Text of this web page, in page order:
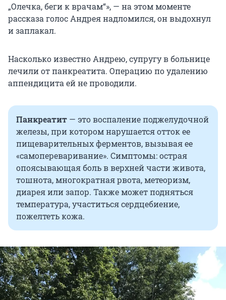
„Олечка, беги к врачам“», — на этом моменте
рассказа голос Андрея надломился, он выдохнул
и заплакал.
Насколько известно Андрею, супругу в больнице
лечили от панкреатита. Операцию по удалению
аппендицита ей не проводили.
Панкреатит — это воспаление поджелудочной
железы, при котором нарушается отток ее
пищеварительных ферментов, вызывая ее
«самопереваривание». Симптомы: острая
опоясывающая боль в верхней части живота,
тошнота, многократная рвота, метеоризм,
диарея или запор. Также может подняться
температура, участиться сердцебиение,
пожелтеть кожа.